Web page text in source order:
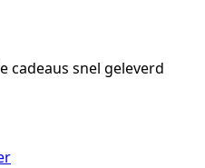
cadeaus snel geleverd